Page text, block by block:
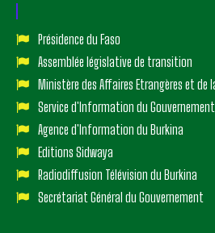
Présidence du Faso
Assemblée législative de transition
Ministère des Affaires Etrangères et de
Service d'Information du Gouvernement
Agence d'Information du Burkina
Editions Sidwaya
Radiodiffusion Télévision du Burkina
Secrétariat Général du Gouvernement